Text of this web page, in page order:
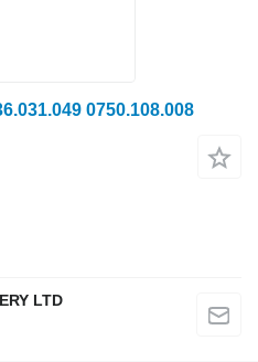
0750.108.008
LTD